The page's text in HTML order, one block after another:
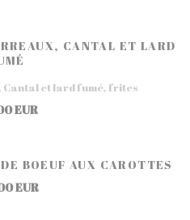
CANTAL ET LARD
Cantal et lard fumé, frites
EUR
BOEUF AUX CAROTTES
EUR